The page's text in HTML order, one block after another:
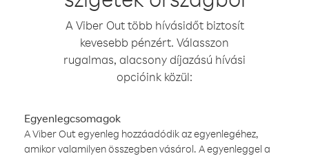
A Viber Out több hívásidőt biztosít
kevesebb pénzért. Válasszon
rugalmas, alacsony díjazású hívási
opcióink közül:
Egyenlegcsomagok
A Viber Out egyenleg hozzáadódik az egyenlegéhez,
amikor valamilyen összegben vásárol. A egyenleggel a